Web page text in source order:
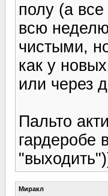
полу (а
всю
чистыми,
как у
или через
Пальто
гардеробе
Миракл